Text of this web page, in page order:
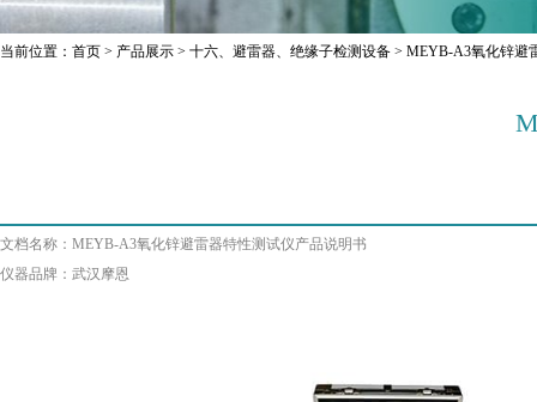
当前位置： 首页 > 产品展示 > 十六、避雷器、绝缘子检测设备 > MEYB-A3氧化锌避
文档名称：MEYB-A3氧化锌避雷器特性测试仪产品说明书
仪器品牌：武汉摩恩